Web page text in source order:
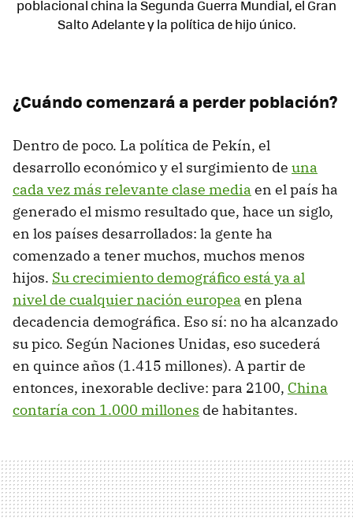
poblacional china la Segunda Guerra Mundial, el Gran
Salto Adelante y la política de hijo único.
¿Cuándo comenzará a perder población?
Dentro de poco. La política de Pekín, el
desarrollo económico y el surgimiento de una
cada vez más relevante clase media en el país ha
generado el mismo resultado que, hace un siglo,
en los países desarrollados: la gente ha
comenzado a tener muchos, muchos menos
hijos. Su crecimiento demográfico está ya al
nivel de cualquier nación europea en plena
decadencia demográfica. Eso sí: no ha alcanzado
su pico. Según Naciones Unidas, eso sucederá
en quince años (1.415 millones). A partir de
entonces, inexorable declive: para 2100, China
contaría con 1.000 millones de habitantes.